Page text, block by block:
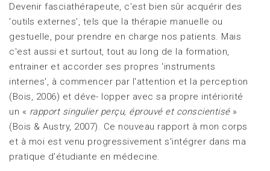
Devenir fasciathérapeute, c'est bien sûr acquérir des
'outils externes', tels que la thérapie manuelle ou
gestuelle, pour prendre en charge nos patients. Mais
c'est aussi et surtout, tout au long de la formation,
entrainer et accorder ses propres 'instruments
internes', à commencer par l'attention et la perception
(Bois, 2006) et déve- lopper avec sa propre intériorité
un « rapport singulier perçu, éprouvé et conscientisé»
(Bois & Austry, 2007). Ce nouveau rapport à mon corps
et à moi est venu progressivement s'intégrer dans ma
pratique d'étudiante en médecine.